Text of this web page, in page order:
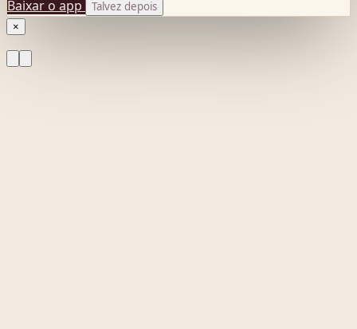
Baixar o app
Talvez depois
×